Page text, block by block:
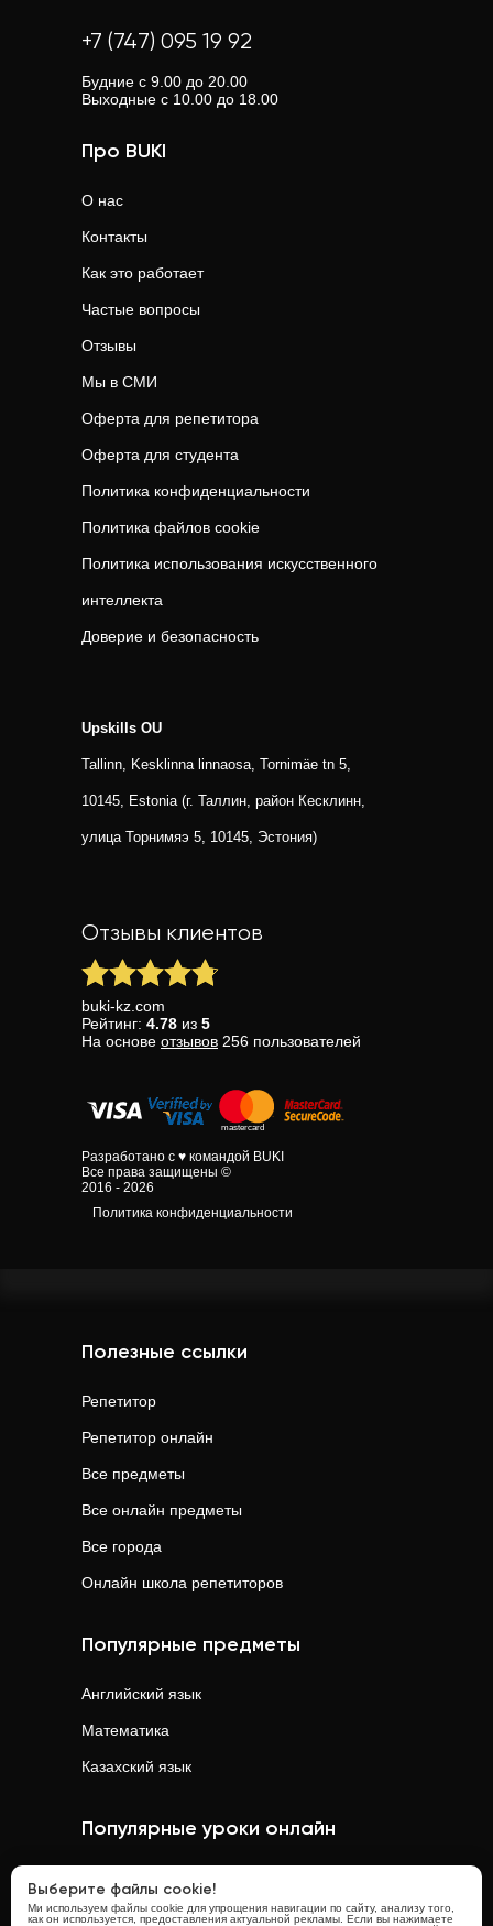
+7 (747) 095 19 92
Будние с 9.00 до 20.00
Выходные с 10.00 до 18.00
Про BUKI
О нас
Контакты
Как это работает
Частые вопросы
Отзывы
Мы в СМИ
Оферта для репетитора
Оферта для студента
Политика конфиденциальности
Политика файлов cookie
Политика использования искусственного
интеллекта
Доверие и безопасность
Upskills OU
Tallinn, Kesklinna linnaosa, Tornimäe tn 5,
10145, Estonia (г. Таллин, район Кесклинн,
улица Торнимяэ 5, 10145, Эстония)
Отзывы клиентов
buki-kz.com
Рейтинг: 4.78 из 5
На основе отзывов 256 пользователей
Разработано с ♥ командой BUKI
Все права защищены ©
2016 - 2026
Политика конфиденциальности
Полезные ссылки
Репетитор
Репетитор онлайн
Все предметы
Все онлайн предметы
Все города
Онлайн школа репетиторов
Популярные предметы
Английский язык
Математика
Казахский язык
Популярные уроки онлайн
Физикаонлайн
Выберите файлы cookie!
Ми используем файлы cookie для упрощения навигации по сайту, анализу того,
как он используется, предоставления актуальной рекламы. Если вы нажимаете